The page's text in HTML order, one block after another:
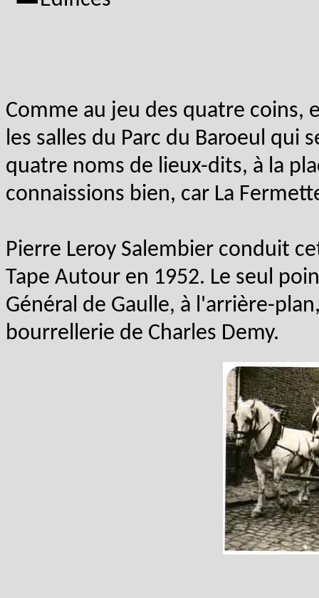
Comme au jeu des quatre coins,
les salles du Parc du Baroeul qui
quatre noms de lieux-dits, à la
connaissions bien, car La
Pierre Leroy Salembier conduit
Tape Autour en 1952. Le seul
Général de Gaulle, à l'arrière-
bourrellerie de Charles Demy.